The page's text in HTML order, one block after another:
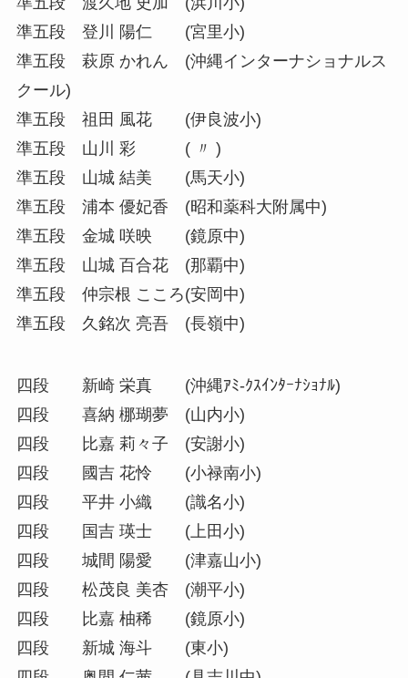
準五段 登川 陽仁 (宮里小)
準五段 萩原 かれん (沖縄インターナショナルス
クール)
準五段 祖田 風花 (伊良波小)
準五段 山川 彩 ( 〃 )
準五段 山城 結美 (馬天小)
準五段 浦本 優妃香 (昭和薬科大附属中)
準五段 金城 咲映 (鏡原中)
準五段 山城 百合花 (那覇中)
準五段 仲宗根 こころ(安岡中)
準五段 久銘次 亮吾 (長嶺中)
四段 新崎 栄真 (沖縄ｱﾐ-ｸｽｲﾝﾀｰﾅｼｮﾅﾙ)
四段 喜納 梛瑚夢 (山内小)
四段 比嘉 莉々子 (安謝小)
四段 國吉 花怜 (小禄南小)
四段 平井 小織 (識名小)
四段 国吉 瑛士 (上田小)
四段 城間 陽愛 (津嘉山小)
四段 松茂良 美杏 (潮平小)
四段 比嘉 柚稀 (鏡原小)
四段 新城 海斗 (東小)